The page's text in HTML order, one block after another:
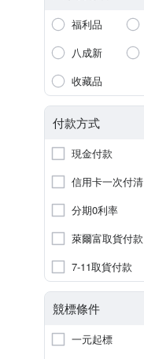
福利品
八成新
收藏品
付款方式
現金付款
信用卡一次付清
分期0利率
萊爾富取貨付款
7-11取貨付款
競標條件
一元起標